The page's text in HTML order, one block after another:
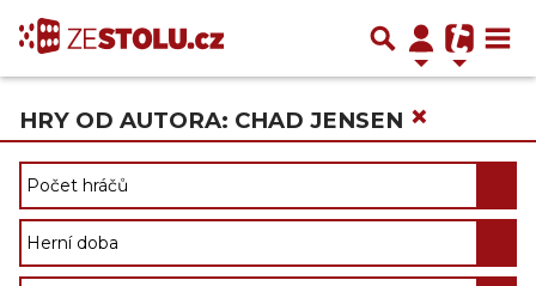
HRY OD AUTORA: CHAD JENSEN ×